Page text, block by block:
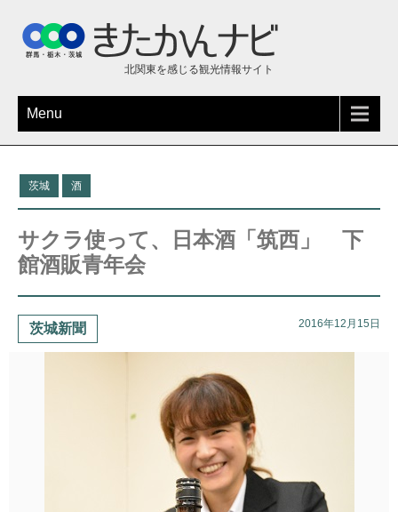
北関東を感じる観光情報サイト
Menu
茨城 酒
サクラ使って、日本酒「筑西」 下
館酒販青年会
茨城新聞 2016年12月15日